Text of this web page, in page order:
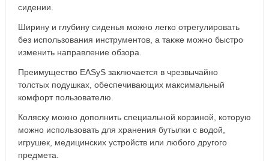
сидении.
Ширину и глубину сиденья можно легко отрегулировать
без использования инструментов, а также можно быстро
изменить направление обзора.
Преимущество EASyS заключается в чрезвычайно
толстых подушках, обеспечивающих максимальный
комфорт пользователю.
Коляску можно дополнить специальной корзиной, которую
можно использовать для хранения бутылки с водой,
игрушек, медицинских устройств или любого другого
предмета.